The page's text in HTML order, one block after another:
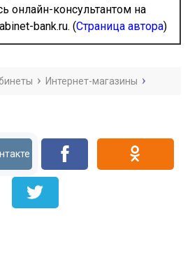
онлайн-консультантом на
bank.ru. (Страница автора)
Интернет-магазины